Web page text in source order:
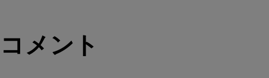
コメント